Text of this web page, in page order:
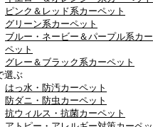
ピンク＆レッド系カーペット
グリーン系カーペット
ブルー・ネービー＆パープル系カー
ペット
グレー＆ブラック系カーペット
選ぶ
はっ水・防汚カーペット
防ダニ・防虫カーペット
抗ウィルス・抗菌カーペット